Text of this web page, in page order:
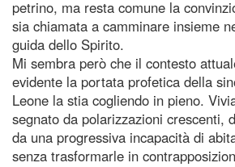
petrino, ma resta comune la
sia chiamata a camminare insieme
guida dello Spirito.
Mi sembra però che il contesto
evidente la portata profetica della
Leone la stia cogliendo in pieno.
segnato da polarizzazioni crescenti,
da una progressiva incapacità di
senza trasformarle in